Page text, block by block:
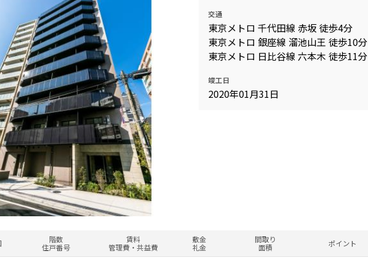
交通
東京メトロ 千代田線 赤坂 徒歩4分
東京メトロ 銀座線 溜池山王 徒歩10分
東京メトロ 日比谷線 六本木 徒歩11分
竣工日
2020年01月31日
階数
住戸番号
賃料
管理費・共益費
敷金
礼金
間取り
面積
ポイント